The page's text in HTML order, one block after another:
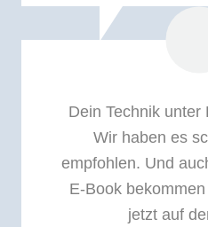
Dein Technik unter
Wir haben es
empfohlen. Und
E-Book
jetzt auf